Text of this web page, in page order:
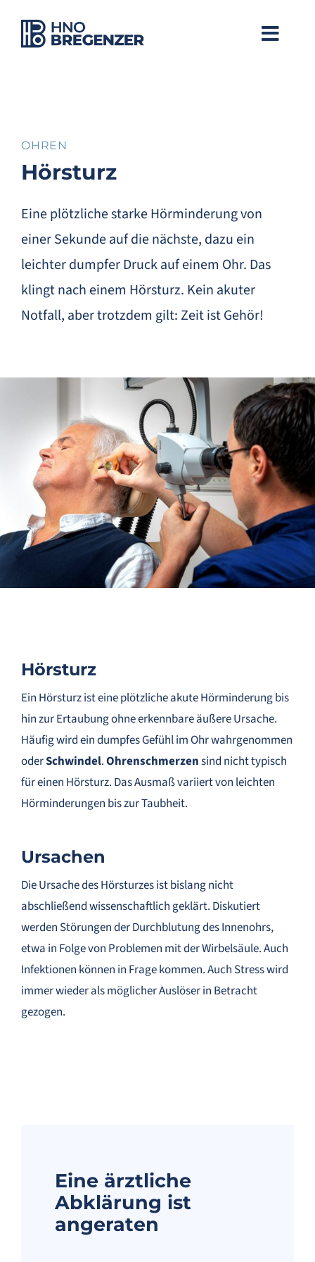
Inhalt
springen
Toggle
Team
Hals
Nase
Ohren
Impressum
Datenschutzerklärung
OHREN
Hörsturz
Eine plötzliche starke Hörminderung von
einer Sekunde auf die nächste, dazu ein
leichter dumpfer Druck auf einem Ohr. Das
klingt nach einem Hörsturz. Kein akuter
Notfall, aber trotzdem gilt: Zeit ist Gehör!
Hörsturz
Ein Hörsturz ist eine plötzliche akute Hörminderung bis
hin zur Ertaubung ohne erkennbare äußere Ursache.
Häufig wird ein dumpfes Gefühl im Ohr wahrgenommen
oderSchwindel.Ohrenschmerzensind nicht typisch
für einen Hörsturz. Das Ausmaß variiert von leichten
Hörminderungen bis zur Taubheit.
Ursachen
Die Ursache des Hörsturzes ist bislang nicht
abschließend wissenschaftlich geklärt. Diskutiert
werden Störungen der Durchblutung des Innenohrs,
etwa in Folge von Problemen mit der Wirbelsäule. Auch
Infektionen können in Frage kommen. Auch Stress wird
immer wieder als möglicher Auslöser in Betracht
gezogen.
Eine ärztliche
Abklärung ist
angeraten